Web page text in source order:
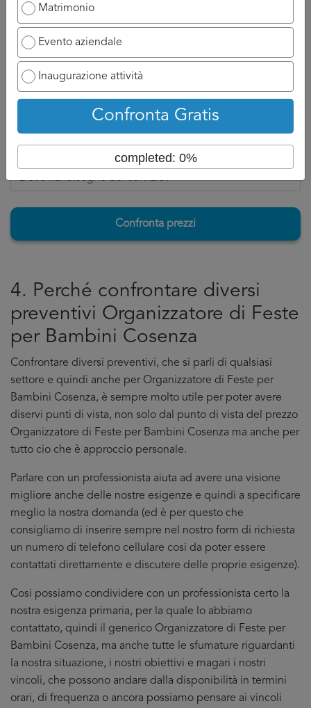
potrà chiamarvi appena possibile e discuterne con voi, se
invece siete nell’attesa di un’email, aspettatevi ad un
tempo di attesa un po più lungo perché dovrà formalizzare
la risposta per Organizzatore di Feste per
Bambini Cosenza.
Confronta prezzi
4. Perché confrontare diversi
preventivi Organizzatore di Feste
per Bambini Cosenza
Confrontare diversi preventivi, che si parli di qualsiasi
settore e quindi anche per Organizzatore di Feste per
Bambini Cosenza, è sempre molto utile per poter avere
diservi punti di vista, non solo dal punto di vista del prezzo
Organizzatore di Feste per Bambini Cosenza ma anche per
tutto cio che è approccio personale.
Parlare con un professionista aiuta ad avere una visione
migliore anche delle nostre esigenze e quindi a specificare
meglio la nostra domanda (ed è per questo che
consigliamo di inserire sempre nel nostro form di richiesta
un numero di telefono cellulare cosi da poter essere
contattati direttamente e discutere delle proprie esigenze).
Cosi possiamo condividere con un professionista certo la
nostra esigenza primaria, per la quale lo abbiamo
contattato, quindi il generico Organizzatore di Feste per
Bambini Cosenza, ma anche tutte le sfumature riguardanti
la nostra situazione, i nostri obiettivi e magari i nostri
vincoli, che possono andare dalla disponibilità in termini
orari, di frequenza o ancora possiamo pensare ai vincoli
Matrimonio
Evento aziendale
Inaugurazione attività
Confronta Gratis
completed: 0%